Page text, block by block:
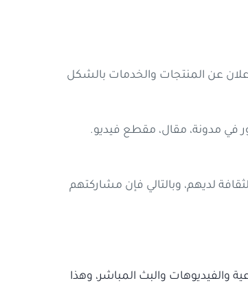
عن المنتجات والخدمات بالشكل
في مدونة، مقال، مقطع فيديو.
لديهم، وبالتالي فإن مشاركتهم
والفيديوهات والبث المباشر، وهذا